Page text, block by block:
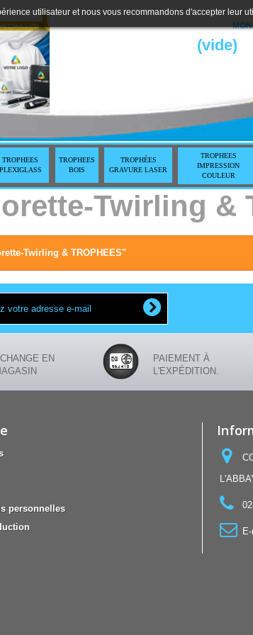
(vide)
TROPHEES
PLEXIGLASS
TROPHEES
BOIS
TROPHÉES
GRAVURE LASER
TROPHEES
IMPRESSION
COULEUR
utilisateur et nous vous recommandons d'accepter leur
Twirling &
Twirling & TROPHEES"
EN
PAIEMENT À
L'EXPÉDITION.
personnelles